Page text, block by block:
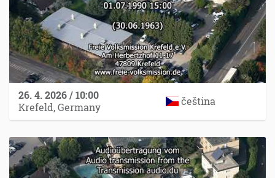
26. 4. 2026 / 10:00
Krefeld, Germany
čeština